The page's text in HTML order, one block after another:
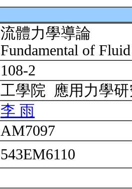
流體力學導論
Fundamental of
108-2
工學院 應用力學
李 雨
AM7097
543EM6110